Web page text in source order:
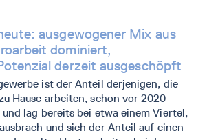
ausgewogener Mix aus
dominiert,
derzeit ausgeschöpft
ist der Anteil derjenigen, die
Hause arbeiten, schon vor 2020
lag bereits bei etwa einem Viertel,
und sich der Anteil auf einen